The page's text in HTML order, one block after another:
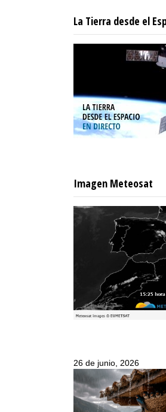
La Tierra desde el
Imagen Meteosat
26 de junio, 2026